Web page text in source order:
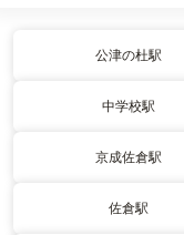
公津の杜駅
中学校駅
京成佐倉駅
佐倉駅